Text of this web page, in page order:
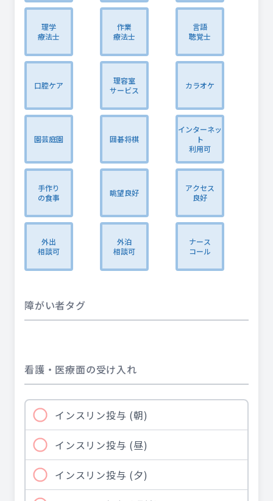
理学
療法士
作業
療法士
言語
聴覚士
口腔ケア
理容室
サービス
カラオケ
園芸庭園 囲碁将棋
インターネッ
ト
利用可
手作り
の食事
眺望良好
アクセス
良好
外出
相談可
外泊
相談可
ナース
コール
障がい者タグ
看護・医療面の受け入れ
インスリン投与 (朝)
インスリン投与 (昼)
インスリン投与 (夕)